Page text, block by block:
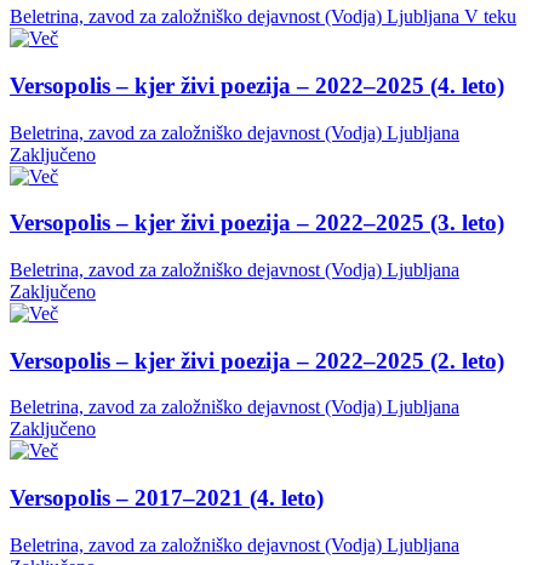
Beletrina, zavod za založniško dejavnost (Vodja) Ljubljana V teku
Versopolis – kjer živi poezija – 2022–2025 (4. leto)
Beletrina, zavod za založniško dejavnost (Vodja) Ljubljana
Zaključeno
Versopolis – kjer živi poezija – 2022–2025 (3. leto)
Beletrina, zavod za založniško dejavnost (Vodja) Ljubljana
Zaključeno
Versopolis – kjer živi poezija – 2022–2025 (2. leto)
Beletrina, zavod za založniško dejavnost (Vodja) Ljubljana
Zaključeno
Versopolis – 2017–2021 (4. leto)
Beletrina, zavod za založniško dejavnost (Vodja) Ljubljana